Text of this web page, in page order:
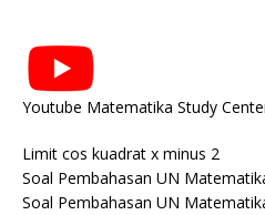
Youtube Matematika Study
Limit cos kuadrat x minus 2
Soal Pembahasan UN
Soal Pembahasan UN